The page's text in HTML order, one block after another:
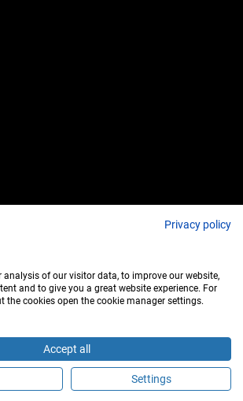
Sie dieser Behandler?
Privacy policy
analysis of our visitor data, to improve our website,
and to give you a great website experience. For
the cookies open the cookie manager settings.
Accept all
Settings